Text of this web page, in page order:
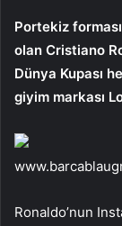
Portekiz
olan Cristiano
Dünya Kupası
giyim markası
Ronaldo’nun